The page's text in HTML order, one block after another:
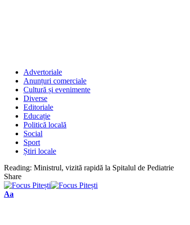
Advertoriale
Anunțuri comerciale
Cultură și evenimente
Diverse
Editoriale
Educație
Politică locală
Social
Sport
Știri locale
Reading: Ministrul, vizită rapidă la Spitalul de Pediatrie
Share
Font
Aa